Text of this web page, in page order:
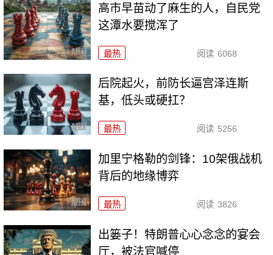
高市早苗动了麻生的人，自民党
这潭水要搅浑了
最热 阅读 6068
后院起火，前防长逼宫泽连斯
基，低头或硬扛？
最热 阅读 5256
加里宁格勒的剑锋：10架俄战机
背后的地缘博弈
最热 阅读 3826
出篓子！特朗普心心念念的宴会
厅，被法官喊停